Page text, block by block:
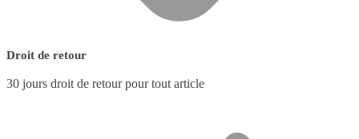
Droit de retour
30 jours droit de retour pour tout article